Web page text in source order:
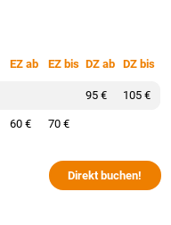
EZ ab EZ bis DZ ab DZ bis
95 € 105 €
60 € 70 €
Direkt buchen!